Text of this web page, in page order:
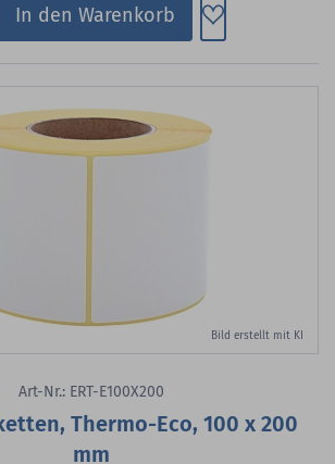
In den Warenkorb Zum
Bild erstellt mit KI
Art-Nr.: ERT-E100X200
Thermo-Eco, 100 x 200
mm